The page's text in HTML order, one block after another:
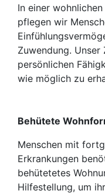
In einer
pflegen wir
Zuwendung.
persönlichen
wie möglich zu
Behütete
Menschen mit
Erkrankungen
behütetetes
Hilfestellung, um